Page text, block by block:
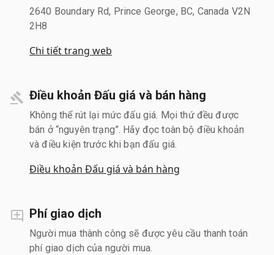
2640 Boundary Rd, Prince George, BC, Canada V2N
2H8
Chi tiết trang web
Điều khoản Đấu giá và bán hàng
Không thể rút lại mức đấu giá. Mọi thứ đều được
bán ở “nguyên trạng”. Hãy đọc toàn bộ điều khoản
và điều kiện trước khi bạn đấu giá.
Điều khoản Đấu giá và bán hàng
Phí giao dịch
Người mua thành công sẽ được yêu cầu thanh toán
phí giao dịch của người mua.